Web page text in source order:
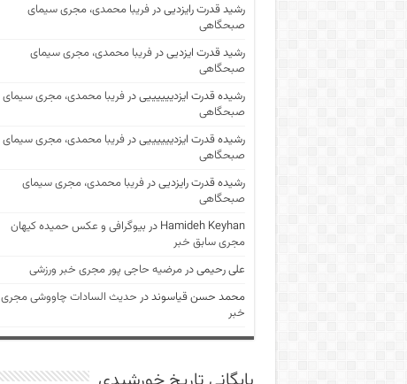
رشید قدرت رایزدییدرفریبا محمدی، مجری سیمای
صبحگاهی
رشید قدرت ایزدییدرفریبا محمدی، مجری سیمای
صبحگاهی
رشیده قدرت ایزدیییییییدرفریبا محمدی، مجری سیمای
صبحگاهی
رشیده قدرت ایزدیییییییدرفریبا محمدی، مجری سیمای
صبحگاهی
رشیده قدرت رایزدییدرفریبا محمدی، مجری سیمای
صبحگاهی
Hamideh Keyhan در بیوگرافی و عکس حمیده کیهان
مجری سابق خبر
علی رحیمیدرمرضیه حاجی پور مجری خبر ورزشی
محمد حسن قیاسونددر حدیث السادات چاووشی مجری
خبر